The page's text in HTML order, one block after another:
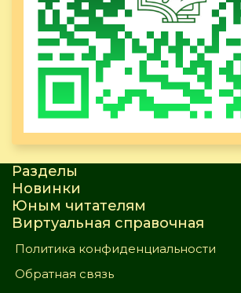
Разделы
Новинки
Юным читателям
Виртуальная справочная
Политика конфиденциальности
Обратная связь